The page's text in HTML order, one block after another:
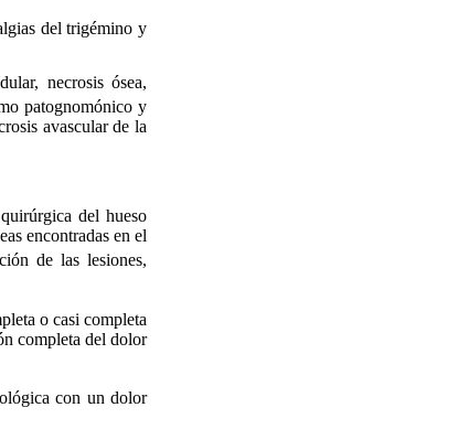
del trigémino y
necrosis ósea,
patognomónico y
avascular de la
del hueso
encontradas en el
de las lesiones,
o casi completa
completa del dolor
con un dolor